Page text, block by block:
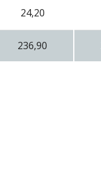
24,20
236,90